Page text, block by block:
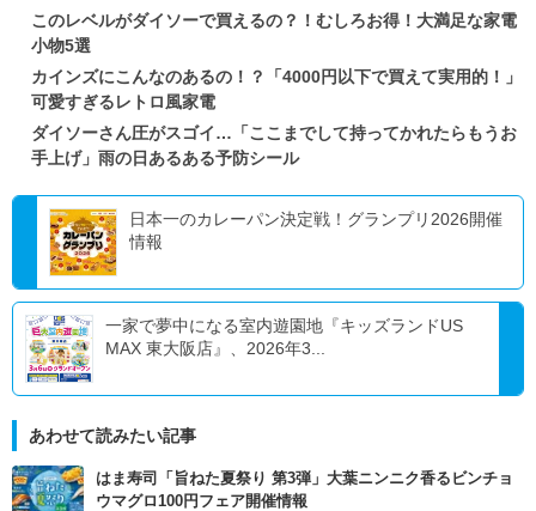
このレベルがダイソーで買えるの？！むしろお得！大満足な家電
小物5選
カインズにこんなのあるの！？「4000円以下で買えて実用的！」
可愛すぎるレトロ風家電
ダイソーさん圧がスゴイ…「ここまでして持ってかれたらもうお
手上げ」雨の日あるある予防シール
日本一のカレーパン決定戦！グランプリ2026開催
情報
一家で夢中になる室内遊園地『キッズランドUS
MAX 東大阪店』、2026年3...
あわせて読みたい記事
はま寿司「旨ねた夏祭り 第3弾」大葉ニンニク香るビンチョ
ウマグロ100円フェア開催情報